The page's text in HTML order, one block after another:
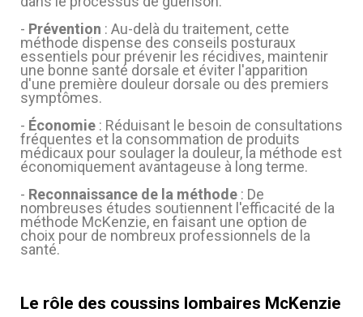
- Prévention : Au-delà du traitement, cette
méthode dispense des conseils posturaux
essentiels pour prévenir les récidives, maintenir
une bonne santé dorsale et éviter l'apparition
d'une première douleur dorsale ou des premiers
symptômes.
- Économie : Réduisant le besoin de consultations
fréquentes et la consommation de produits
médicaux pour soulager la douleur, la méthode est
économiquement avantageuse à long terme.
- Reconnaissance de la méthode : De
nombreuses études soutiennent l'efficacité de la
méthode McKenzie, en faisant une option de
choix pour de nombreux professionnels de la
santé.
Le rôle des coussins lombaires McKenzie